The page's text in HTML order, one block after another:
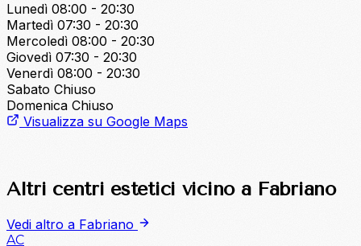
Lunedì 08:00 - 20:30
Martedì 07:30 - 20:30
Mercoledì 08:00 - 20:30
Giovedì 07:30 - 20:30
Venerdì 08:00 - 20:30
Sabato Chiuso
Domenica Chiuso
Visualizza su Google Maps
Altri centri estetici vicino a Fabriano
Vedi altro a Fabriano
AC